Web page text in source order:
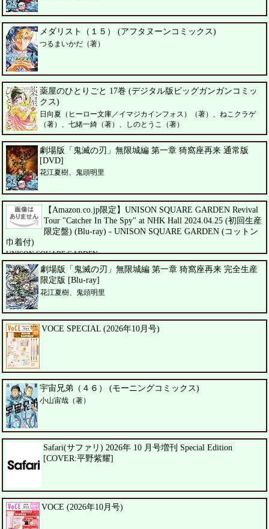
メダリスト（１５） (アフタヌーンコミックス)
つるまいかだ（著）
薬屋のひとりごと 17巻 (デジタル版ビッグガンガンコミッ
クス)
日向夏（ヒーロー文庫／イマジカインフォス）（著）、ねこクラゲ
（著）、七緒一綺（著）、しのとうこ（著）
劇場版「鬼滅の刃」無限城編 第一章 猗窩座再来 通常版
[DVD]
花江夏樹、鬼頭明里
【Amazon.co.jp限定】UNISON SQUARE GARDEN Revival
Tour "Catcher In The Spy" at NHK Hall 2024.04.25 (初回生産
限定盤) (Blu-ray) - UNISON SQUARE GARDEN (コットン
巾着付)
UNISON SQUARE GARDEN
劇場版「鬼滅の刃」無限城編 第一章 猗窩座再来 完全生産
限定版 [Blu-ray]
花江夏樹、鬼頭明里
VOCE SPECIAL (2026年10月号)
宇宙兄弟（４６） (モーニングコミックス)
小山宙哉（著）
Safari(サファリ) 2026年 10 月号増刊 Special Edition
[COVER:平野紫耀]
VOCE (2026年10月号)